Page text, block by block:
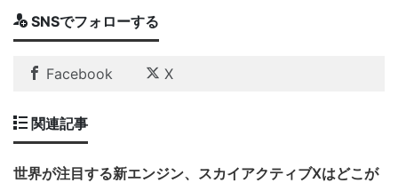
SNSでフォローする
Facebook X
関連記事
世界が注目する新エンジン、スカイアクティブXはどこが